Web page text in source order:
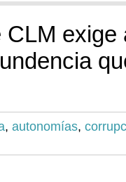
CLM exige
, autonomías,